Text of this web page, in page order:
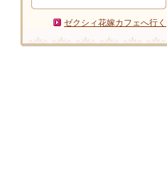
ゼクシィ花嫁カフェへ行く